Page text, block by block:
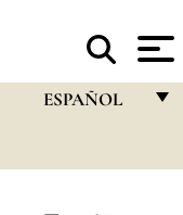
ESPAÑOL